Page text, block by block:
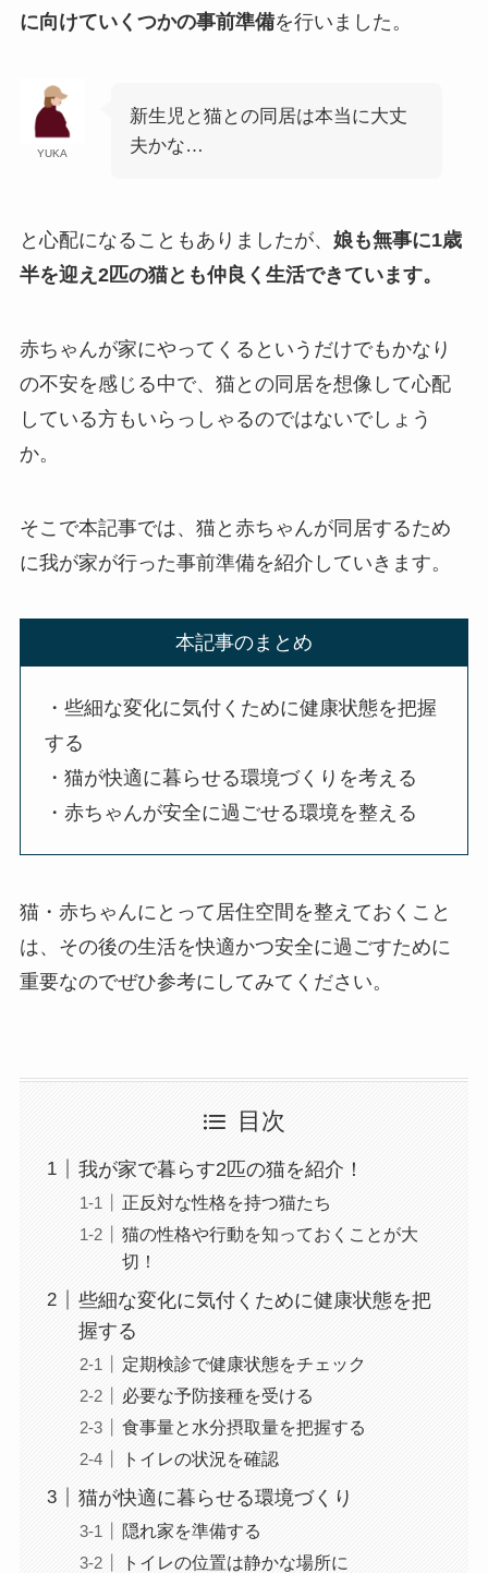
に向けていくつかの事前準備を行いました。
YUKA
新生児と猫との同居は本当に大丈
夫かな…
と心配になることもありましたが、 娘も無事に1歳
半を迎え2匹の猫とも仲良く生活できています。
赤ちゃんが家にやってくるというだけでもかなり
の不安を感じる中で、猫との同居を想像して心配
している方もいらっしゃるのではないでしょう
か。
そこで本記事では、猫と赤ちゃんが同居するため
に我が家が行った事前準備を紹介していきます。
本記事のまとめ
・些細な変化に気付くために健康状態を把握
する
・猫が快適に暮らせる環境づくりを考える
・赤ちゃんが安全に過ごせる環境を整える
猫・赤ちゃんにとって 居住空間を整えておくこと
は、その後の生活を快適かつ安全に過ごすために
重要なのでぜひ参考にしてみてください。
目次
我が家で暮らす2匹の猫を紹介！
正反対な性格を持つ猫たち
猫の性格や行動を知っておくことが大
切！
些細な変化に気付くために健康状態を把
握する
定期検診で健康状態をチェック
必要な予防接種を受ける
食事量と水分摂取量を把握する
トイレの状況を確認
猫が快適に暮らせる環境づくり
隠れ家を準備する
トイレの位置は静かな場所に